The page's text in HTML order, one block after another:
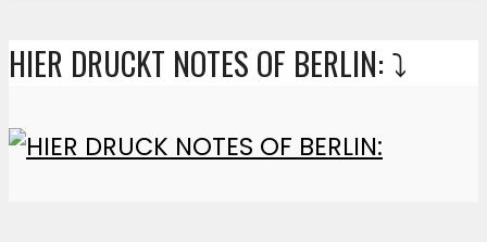
HIER DRUCKT NOTES OF BERLIN: ⤵️